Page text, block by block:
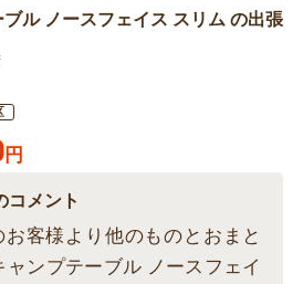
ル ノースフェイス スリム の出張
円
コメント
客様より他のものとおまと
ンプテーブル ノースフェイ